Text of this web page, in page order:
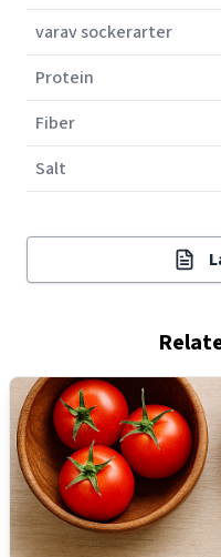
varav sockerarter
Protein
Fiber
Salt